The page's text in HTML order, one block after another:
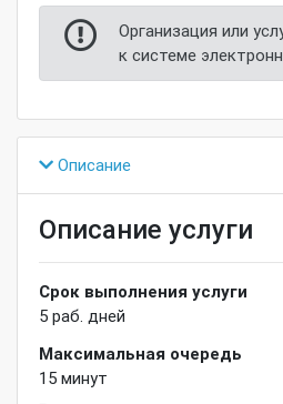
Организация или
к системе
Описание
Описание услуги
Срок выполнения услуги
5 раб. дней
Максимальная очередь
15 минут